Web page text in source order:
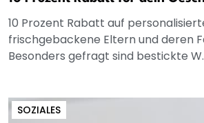
10 Prozent Rabatt auf
frischgebackene Eltern und deren
Besonders gefragt sind bestickte
SOZIALES